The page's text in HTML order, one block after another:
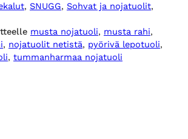
, SNUGG, Sohvat ja nojatuolit
musta nojatuoli, musta rahi
, nojatuolit netistä, pyörivä lepotuoli
, tummanharmaa nojatuoli